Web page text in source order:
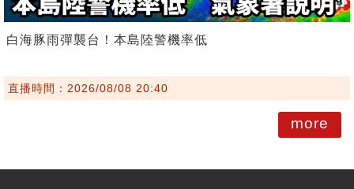
白海豚雨彈襲台！本島陸警機率低
直播時間：2026/08/08 20:40
more